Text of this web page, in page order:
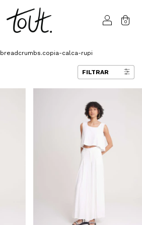
0
breadcrumbs.copia-calca-rupi
FILTRAR